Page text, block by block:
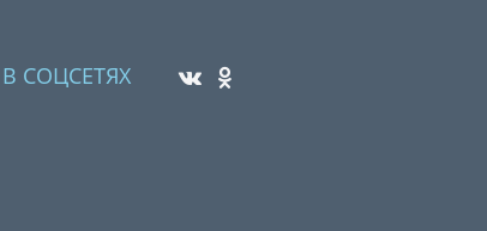
СОЦСЕТЯХ